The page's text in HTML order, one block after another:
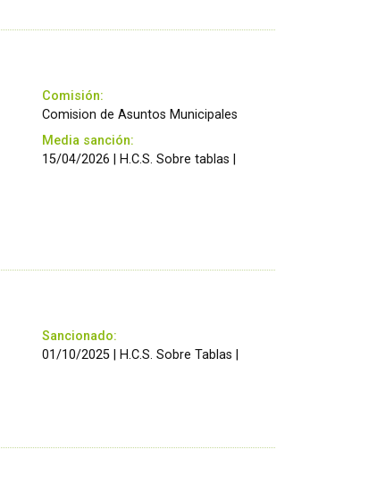
Comisión:
Comision de Asuntos Municipales
Media sanción:
15/04/2026 | H.C.S. Sobre tablas |
Sancionado:
01/10/2025 | H.C.S. Sobre Tablas |